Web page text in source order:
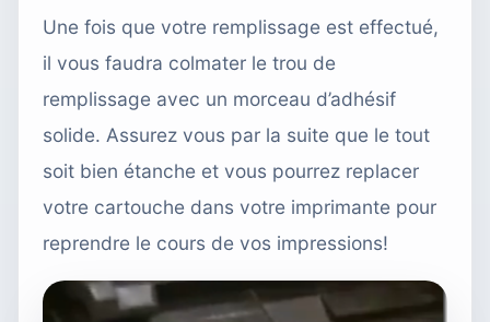
Une fois que votre remplissage est effectué,
il vous faudra colmater le trou de
remplissage avec un morceau d’adhésif
solide. Assurez vous par la suite que le tout
soit bien étanche et vous pourrez replacer
votre cartouche dans votre imprimante pour
reprendre le cours de vos impressions!